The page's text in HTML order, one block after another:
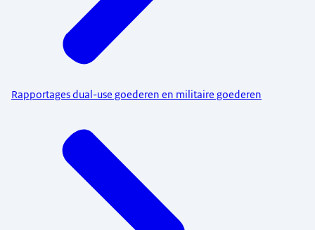
Rapportages dual-use goederen en militaire goederen